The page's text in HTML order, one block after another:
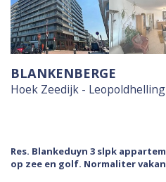
BLANKENBERGE
Hoek Zeedijk - Leopoldhelling
Res. Blankeduyn 3 slpk
op zee en golf. Normaliter